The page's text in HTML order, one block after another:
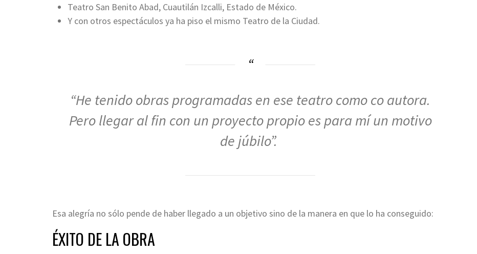
Teatro San Benito Abad, Cuautilán Izcalli, Estado de México.
Y con otros espectáculos ya ha piso el mismo Teatro de la Ciudad.
“He tenido obras programadas en ese teatro como co autora.
Pero llegar al fin con un proyecto propio es para mí un motivo
de júbilo”.
Esa alegría no sólo pende de haber llegado a un objetivo sino de la manera en que lo ha conseguido:
ÉXITO DE LA OBRA